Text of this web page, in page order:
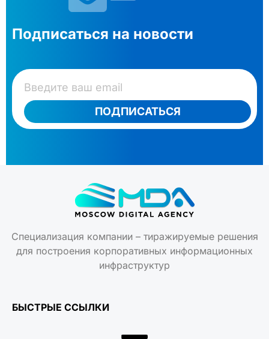
Подписаться на новости
ПОДПИСАТЬСЯ
Специализация компании – тиражируемые решения
для построения корпоративных информационных
инфраструктур
БЫСТРЫЕ ССЫЛКИ